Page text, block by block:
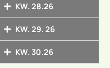
KW. 28.26
KW. 29. 26
KW. 30.26